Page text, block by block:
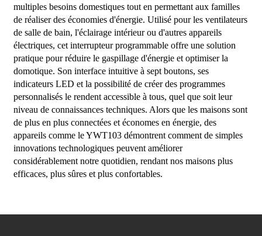
multiples besoins domestiques tout en permettant aux familles
de réaliser des économies d'énergie. Utilisé pour les ventilateurs
de salle de bain, l'éclairage intérieur ou d'autres appareils
électriques, cet interrupteur programmable offre une solution
pratique pour réduire le gaspillage d'énergie et optimiser la
domotique. Son interface intuitive à sept boutons, ses
indicateurs LED et la possibilité de créer des programmes
personnalisés le rendent accessible à tous, quel que soit leur
niveau de connaissances techniques. Alors que les maisons sont
de plus en plus connectées et économes en énergie, des
appareils comme le YWT103 démontrent comment de simples
innovations technologiques peuvent améliorer
considérablement notre quotidien, rendant nos maisons plus
efficaces, plus sûres et plus confortables.